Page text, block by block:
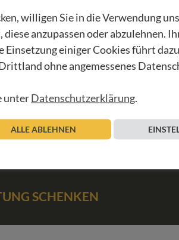
SCHENKEN
willigen Sie in die Verwendung
anzupassen oder abzulehnen.
einiger Cookies führt
ohne angemessenes
unterDatenschutzerklärung.
ALLE ABLEHNEN